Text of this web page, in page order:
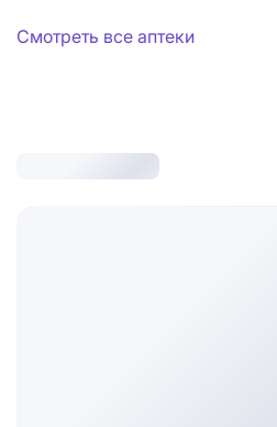
Смотреть все аптеки